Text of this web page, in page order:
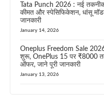
Tata Punch 2026 : नई
कीमत और स्पेसिफिकेशन, धांसू
जानकारी
January 14, 2026
Oneplus Freedom Sale
शुरू, OnePlus 15 पर ₹8000
ऑफर, जाने पूरी जानकारी
January 13, 2026